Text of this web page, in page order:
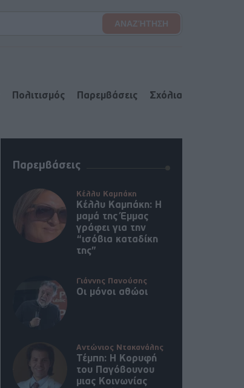
Πολιτισμός Παρεμβάσεις Σχόλια
Παρεμβάσεις
Κέλλυ Καμπάκη
Κέλλυ Καμπάκη: Η
μαμά της Έμμας
γράφει για την
“ισόβια καταδίκη
της”
Γιάννης Πανούσης
Οι μόνοι αθώοι
Αντώνιος Ντακανάλης
Τέμπη: Η Κορυφή
του Παγόβουνου
μιας Κοινωνίας